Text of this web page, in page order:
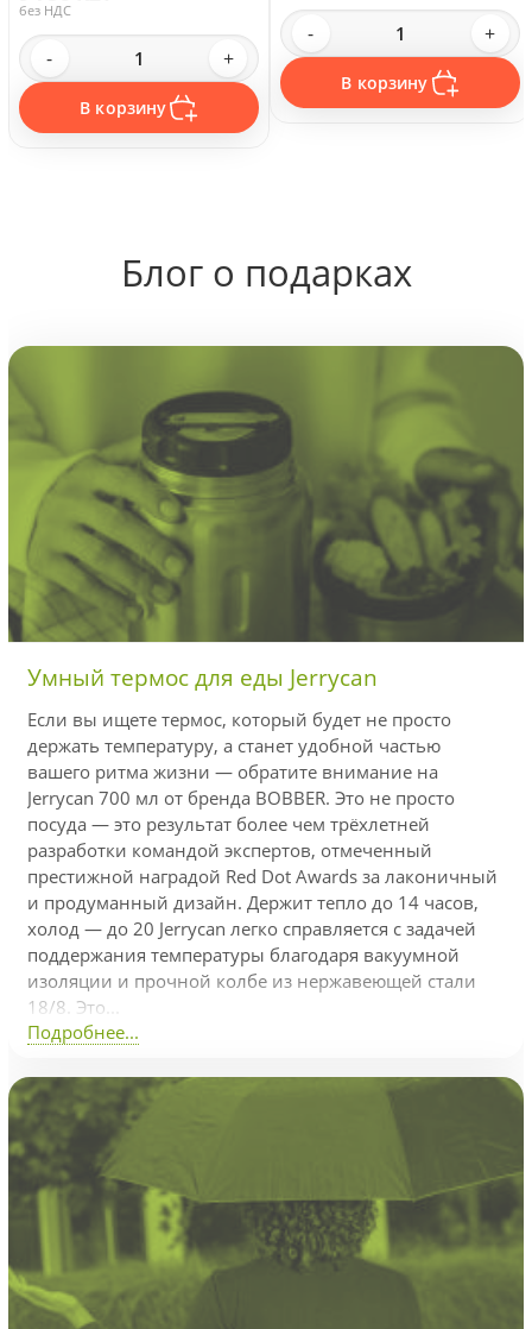
без НДС
- +
В корзину
- +
В корзину
Блог о подарках
Умный термос для еды Jerrycan
Если вы ищете термос, который будет не просто
держать температуру, а станет удобной частью
вашего ритма жизни — обратите внимание на
Jerrycan 700 мл от бренда BOBBER. Это не просто
посуда — это результат более чем трёхлетней
разработки командой экспертов, отмеченный
престижной наградой Red Dot Awards за лаконичный
и продуманный дизайн. Держит тепло до 14 часов,
холод — до 20 Jerrycan легко справляется с задачей
поддержания температуры благодаря вакуумной
изоляции и прочной колбе из нержавеющей стали
18/8. Это...
Подробнее...